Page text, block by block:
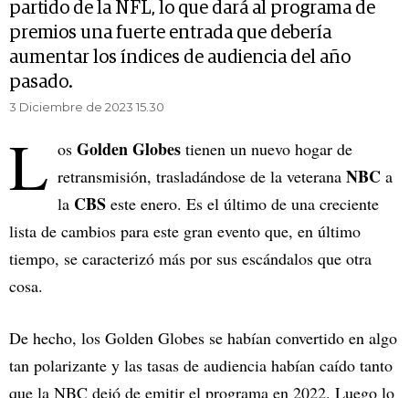
partido de la NFL, lo que dará al programa de
premios una fuerte entrada que debería
aumentar los índices de audiencia del año
pasado.
3 Diciembre de 2023 15.30
L os Golden Globes tienen un nuevo hogar de
retransmisión, trasladándose de la veterana NBC a
la CBS este enero. Es el último de una creciente
lista de cambios para este gran evento que, en último
tiempo, se caracterizó más por sus escándalos que otra
cosa.
De hecho, los Golden Globes se habían convertido en algo
tan polarizante y las tasas de audiencia habían caído tanto
que la NBC dejó de emitir el programa en 2022. Luego lo